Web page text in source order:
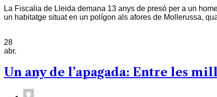
La Fiscalia de Lleida demana 13 anys de presó per a un
un habitatge situat en un polígon als afores de Mollerussa,
28
abr.
Un any de l’apagada: Entre les